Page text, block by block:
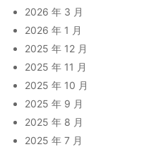
2026 年 3 月
2026 年 1 月
2025 年 12 月
2025 年 11 月
2025 年 10 月
2025 年 9 月
2025 年 8 月
2025 年 7 月